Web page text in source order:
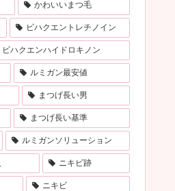
かわいいまつ毛
ビハクエントレチノイン
ビハクエンハイドロキノン
ルミガン最安値
まつげ長い男
まつげ長い基準
ルミガンソリューション
ニキビ跡
ニキビ